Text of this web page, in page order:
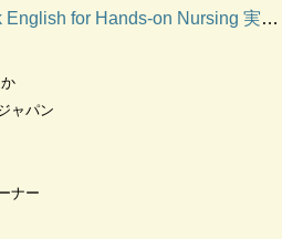
for Hands-on Nursing 実践的看護英語の基礎
ャパン
ナー